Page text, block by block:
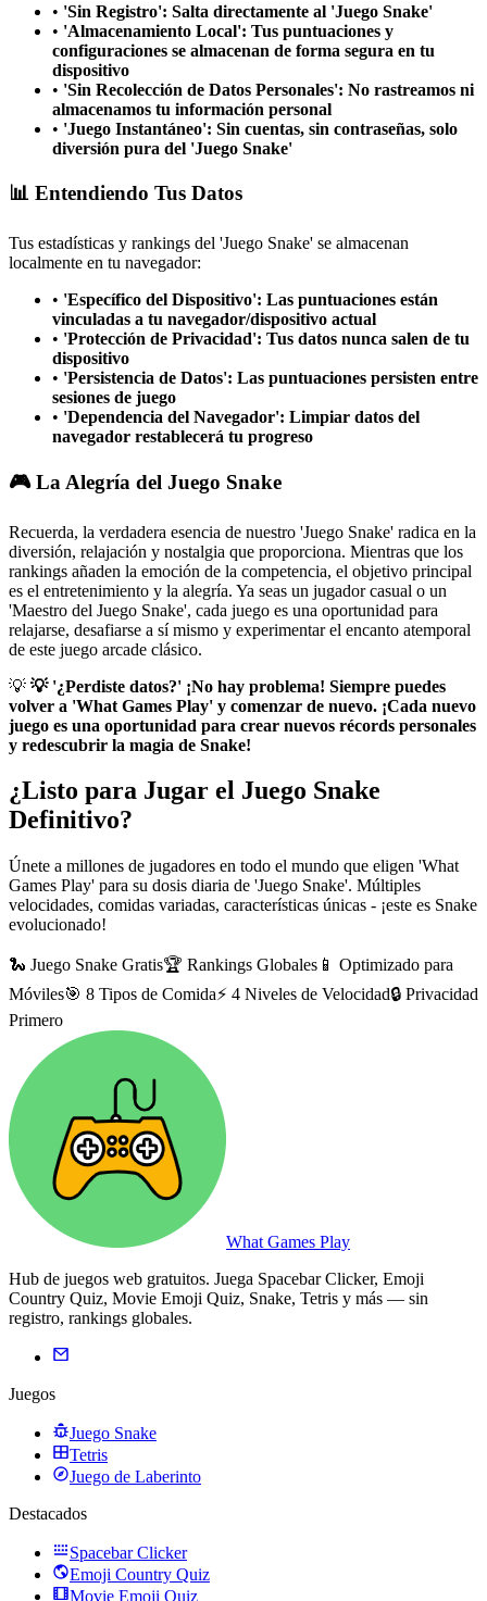
• 'Sin Registro': Salta directamente al 'Juego Snake'
• 'Almacenamiento Local': Tus puntuaciones y
configuraciones se almacenan de forma segura en tu
dispositivo
• 'Sin Recolección de Datos Personales': No rastreamos ni
almacenamos tu información personal
• 'Juego Instantáneo': Sin cuentas, sin contraseñas, solo
diversión pura del 'Juego Snake'
📊 Entendiendo Tus Datos
Tus estadísticas y rankings del 'Juego Snake' se almacenan
localmente en tu navegador:
• 'Específico del Dispositivo': Las puntuaciones están
vinculadas a tu navegador/dispositivo actual
• 'Protección de Privacidad': Tus datos nunca salen de tu
dispositivo
• 'Persistencia de Datos': Las puntuaciones persisten entre
sesiones de juego
• 'Dependencia del Navegador': Limpiar datos del
navegador restablecerá tu progreso
🎮 La Alegría del Juego Snake
Recuerda, la verdadera esencia de nuestro 'Juego Snake' radica en la
diversión, relajación y nostalgia que proporciona. Mientras que los
rankings añaden la emoción de la competencia, el objetivo principal
es el entretenimiento y la alegría. Ya seas un jugador casual o un
'Maestro del Juego Snake', cada juego es una oportunidad para
relajarse, desafiarse a sí mismo y experimentar el encanto atemporal
de este juego arcade clásico.
💡 💡 '¿Perdiste datos?' ¡No hay problema! Siempre puedes
volver a 'What Games Play' y comenzar de nuevo. ¡Cada nuevo
juego es una oportunidad para crear nuevos récords personales
y redescubrir la magia de Snake!
¿Listo para Jugar el Juego Snake
Definitivo?
Únete a millones de jugadores en todo el mundo que eligen 'What
Games Play' para su dosis diaria de 'Juego Snake'. Múltiples
velocidades, comidas variadas, características únicas - ¡este es Snake
evolucionado!
🐍 Juego Snake Gratis🏆 Rankings Globales 📱 Optimizado para
Móviles🎯 8 Tipos de Comida⚡ 4 Niveles de Velocidad🔒 Privacidad
Primero
What Games Play
Hub de juegos web gratuitos. Juega Spacebar Clicker, Emoji
Country Quiz, Movie Emoji Quiz, Snake, Tetris y más — sin
registro, rankings globales.
Juegos
Juego Snake
Tetris
Juego de Laberinto
Destacados
Spacebar Clicker
Emoji Country Quiz
Movie Emoji Quiz